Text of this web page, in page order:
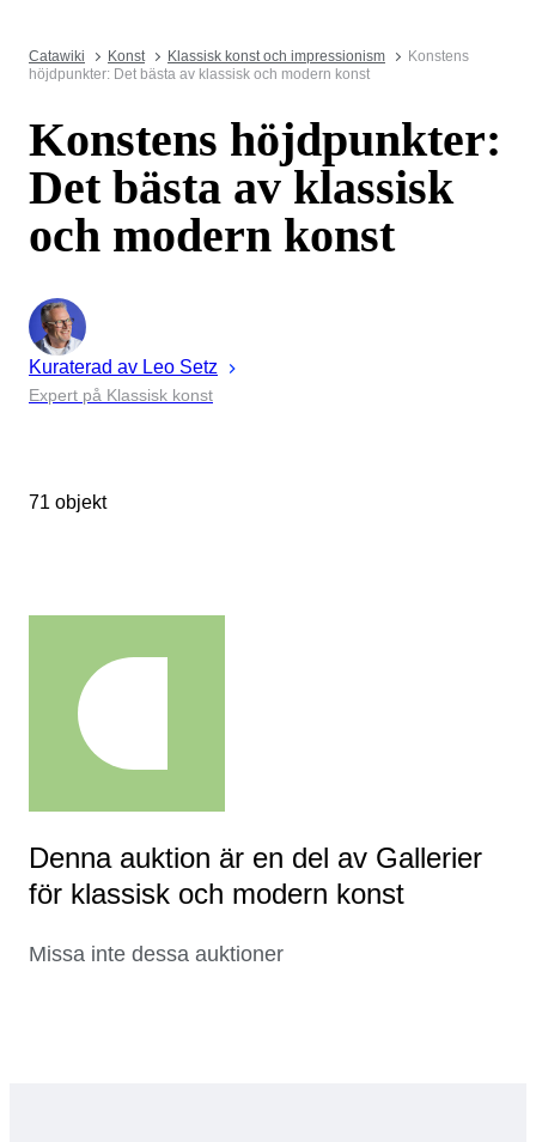
Catawiki Konst Klassisk konst och impressionism
Konstens
höjdpunkter: Det bästa av klassisk och modern konst
Konstens höjdpunkter:
Det bästa av klassisk
och modern konst
Kuraterad av Leo Setz
Expert på Klassisk konst
71 objekt
Denna auktion är en del av Gallerier
för klassisk och modern konst
Missa inte dessa auktioner